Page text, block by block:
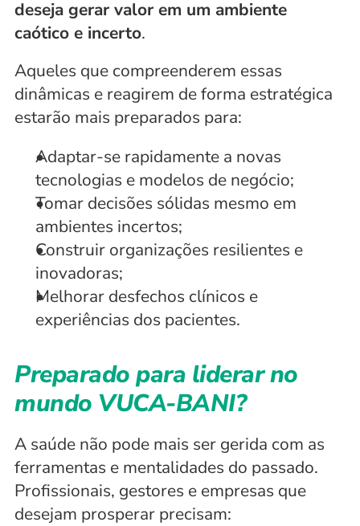
deseja gerar valor em um ambiente
caótico e incerto.
Aqueles que compreenderem essas
dinâmicas e reagirem de forma estratégica
estarão mais preparados para:
Adaptar-se rapidamente a novas
tecnologias e modelos de negócio;
Tomar decisões sólidas mesmo em
ambientes incertos;
Construir organizações resilientes e
inovadoras;
Melhorar desfechos clínicos e
experiências dos pacientes.
Preparado para liderar no
mundo VUCA-BANI?
A saúde não pode mais ser gerida com as
ferramentas e mentalidades do passado.
Profissionais, gestores e empresas que
desejam prosperar precisam: